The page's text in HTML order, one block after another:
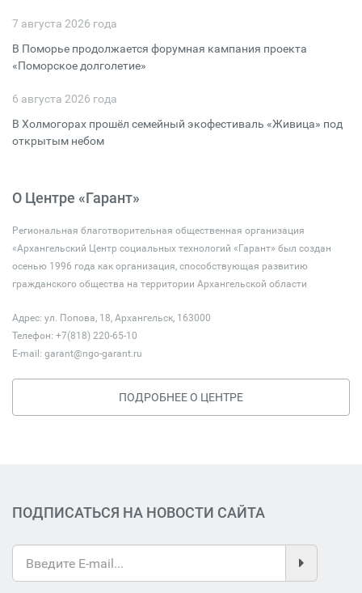
7 августа 2026 года
В Поморье продолжается форумная кампания проекта
«Поморское долголетие»
6 августа 2026 года
В Холмогорах прошёл семейный экофестиваль «Живица» под
открытым небом
О Центре «Гарант»
Региональная благотворительная общественная организация
«Архангельский Центр социальных технологий «Гарант» был создан
осенью 1996 года как организация, способствующая развитию
гражданского общества на территории Архангельской области
Адрес: ул. Попова, 18, Архангельск, 163000
Телефон: +7(818) 220-65-10
E-mail: garant@ngo-garant.ru
ПОДРОБНЕЕ О ЦЕНТРЕ
ПОДПИСАТЬСЯ НА НОВОСТИ САЙТА